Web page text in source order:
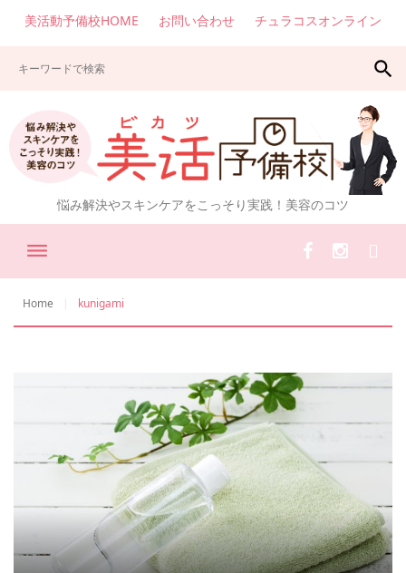
美活動予備校HOME お問い合わせ チュラコスオンライン
search
悩み解決やスキンケアをこっそり実践！美容のコツ
Home kunigami